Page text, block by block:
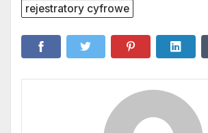
rejestratory cyfrowe